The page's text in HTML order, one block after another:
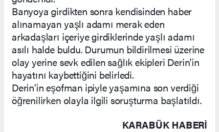
Banyoya girdikten sonra kendisinden haber
alınamayan yaşlı adamı merak eden
arkadaşları içeriye girdiklerinde yaşlı adamı
asılı halde buldu. Durumun bildirilmesi üzerine
olay yerine sevk edilen sağlık ekipleri Derin’in
hayatını kaybettiğini belirledi.
Derin’in eşofman ipiyle yaşamına son verdiği
öğrenilirken olayla ilgili soruşturma başlatıldı.
KARABÜK HABERİ